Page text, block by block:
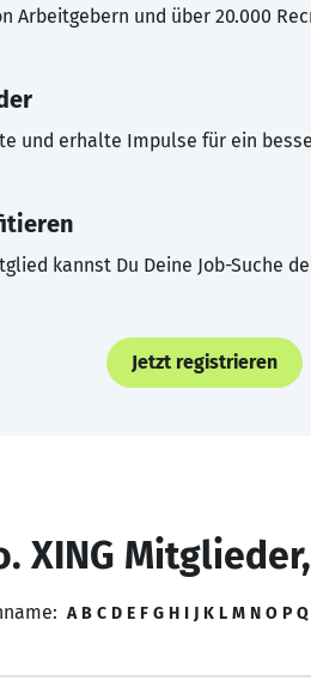
Arbeitgebern und über 20.000
und erhalte Impulse für ein
kannst Du Deine Job-Suche
Jetzt registrieren
XING
A B C D E F G H I J K L M N O P Q